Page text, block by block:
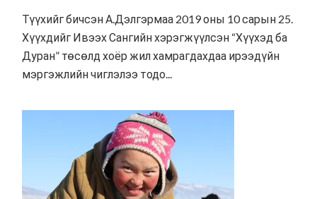
Түүхийг бичсэн А.Дэлгэрмаа 2019 оны 10 сарын 25.
Хүүхдийг Ивээх Сангийн хэрэгжүүлсэн “Хүүхэд ба
Дуран” төсөлд хоёр жил хамрагдахдаа ирээдүйн
мэргэжлийн чиглэлээ тодо...